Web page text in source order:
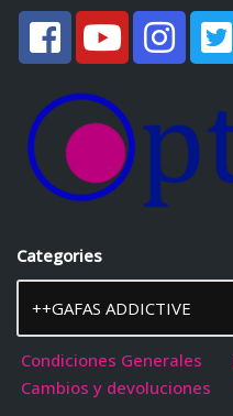
Categories
++GAFAS ADDICTIVE
Condiciones Generales
Cambios y devoluciones